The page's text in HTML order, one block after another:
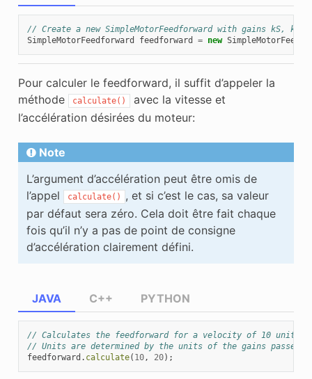
// Create a new SimpleMotorFeedforward with gains kS, kV,
SimpleMotorFeedforward
feedforward = new
Pour calculer le feedforward, il suffit d’appeler la
méthode
calculate()
avec la vitesse et
l’accélération désirées du moteur:
Note
L’argument d’accélération peut être omis de
l’appel
calculate()
, et si c’est le cas, sa valeur
par défaut sera zéro. Cela doit être fait chaque
fois qu’il n’y a pas de point de consigne
d’accélération clairement défini.
JAVA
// Calculates the feedforward for a velocity of 10 units/
// Units are determined by the units of the gains passed
feedforward . calculate( 10, 20);
C++ PYTHON